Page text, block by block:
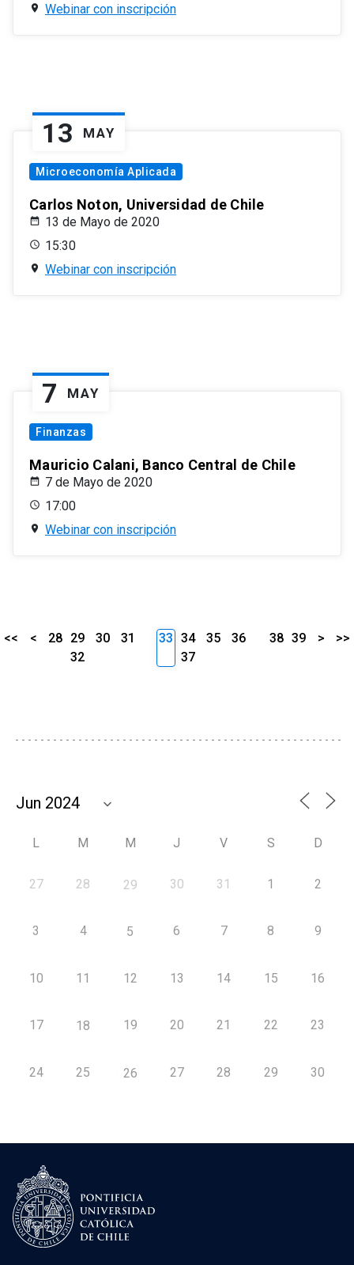
Webinar con inscripción
13 MAY
Microeconomía Aplicada
Carlos Noton, Universidad de Chile
13 de Mayo de 2020
15:30
Webinar con inscripción
7 MAY
Finanzas
Mauricio Calani, Banco Central de Chile
7 de Mayo de 2020
17:00
Webinar con inscripción
<< < 28 29 30
31
32
33 34 35
36
37
38 39 > >>
L M M J V S D
27 28 29 30 31 1 2
3 4 5 6 7 8 9
10 11 12 13 14 15 16
17 18 19 20 21 22 23
24 25 26 27 28 29 30